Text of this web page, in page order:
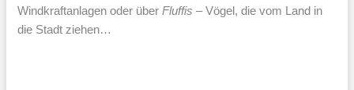
Windkraftanlagen oder überFluffis – Vögel, die vom Land in
die Stadt ziehen…